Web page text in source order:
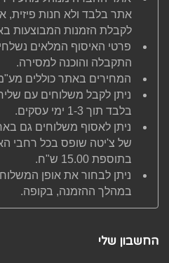
אתר בלבד ולא חנות פיזית,
לקבלת הזמנות המבוצעות
פרטי האיסוף המלאים
התקבלה והוכנה למסירה.
המחירים באתר כוללים
בלבד תוך 1-3 ימי עסקים.
בתוספת 15.00 ש"ח.
ניתן לבחור את אופן
במהלך ההזמנה, בקופה.
החשבון שלי